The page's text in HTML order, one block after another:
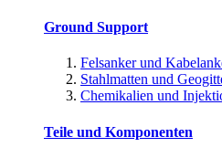
Ground Support
Felsanker und
Stahlmatten und
Chemikalien und
Teile und Komponenten